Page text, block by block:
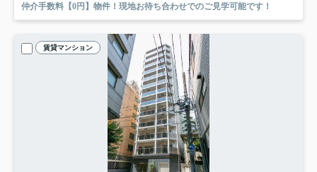
仲介手数料【0円】物件！現地お待ち合わせでのご見学可能です！
賃貸マンション